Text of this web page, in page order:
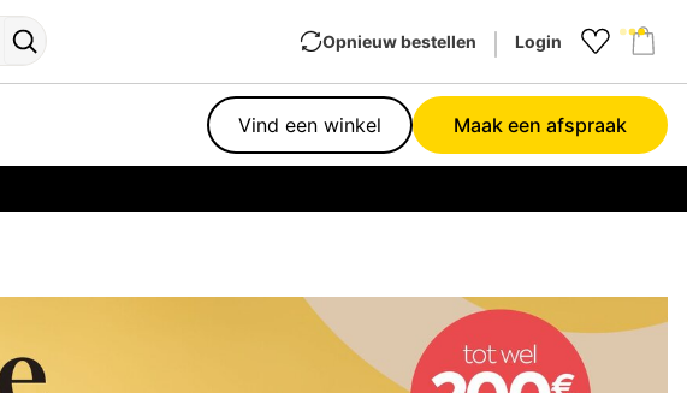
Zoekknop
Opnieuw bestellen Login
Vind een winkel Maak een afspraak